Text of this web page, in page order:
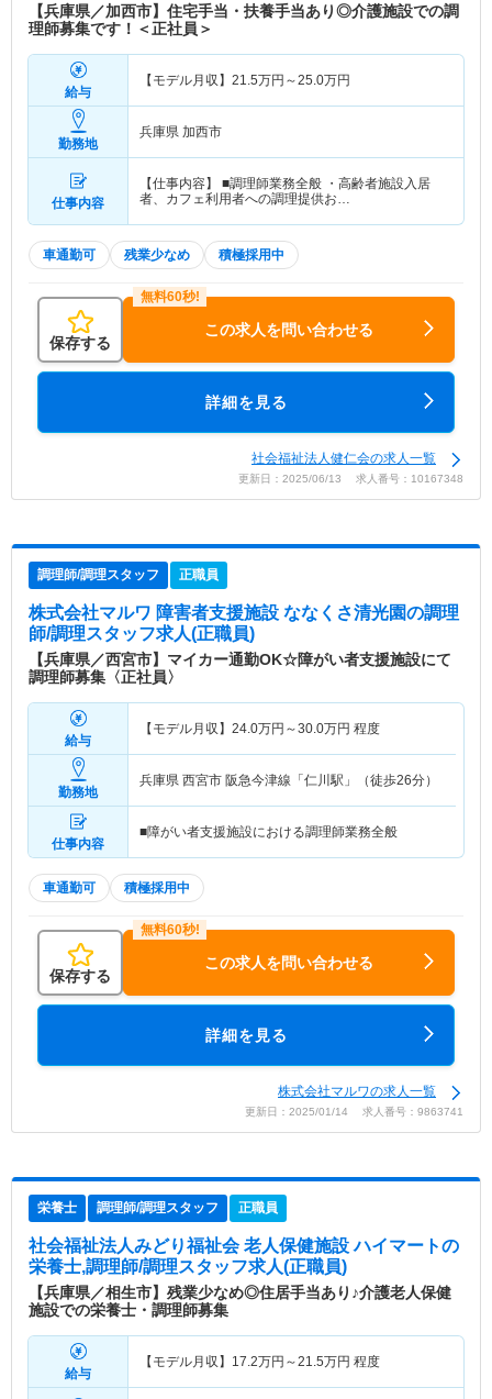
【兵庫県／加西市】住宅手当・扶養手当あり◎介護施設での調
理師募集です！＜正社員＞
給与
【モデル月収】 21.5万円～25.0万円
勤務地
兵庫県 加西市
仕事内容
【仕事内容】 ■調理師業務全般 ・高齢者施設入居
者、カフェ利用者への調理提供お…
車通勤可 残業少なめ 積極採用中
保存する
この求人を問い合わせる
詳細を見る
社会福祉法人健仁会の求人一覧
更新日：2025/06/13 求人番号：10167348
調理師/調理スタッフ 正職員
株式会社マルワ 障害者支援施設 ななくさ清光園の調理
師/調理スタッフ求人(正職員)
【兵庫県／西宮市】マイカー通勤OK☆障がい者支援施設にて
調理師募集〈正社員〉
給与
【モデル月収】 24.0万円～30.0万円 程度
勤務地
兵庫県 西宮市 阪急今津線「仁川駅」（徒歩26分）
仕事内容
■障がい者支援施設における調理師業務全般
車通勤可 積極採用中
保存する
この求人を問い合わせる
詳細を見る
株式会社マルワの求人一覧
更新日：2025/01/14 求人番号：9863741
栄養士 調理師/調理スタッフ 正職員
社会福祉法人みどり福祉会 老人保健施設 ハイマートの
栄養士,調理師/調理スタッフ求人(正職員)
【兵庫県／相生市】残業少なめ◎住居手当あり♪介護老人保健
施設での栄養士・調理師募集
給与
【モデル月収】 17.2万円～21.5万円 程度